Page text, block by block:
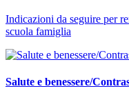
Indicazioni da seguire per
scuola famiglia
Salute e benessere/